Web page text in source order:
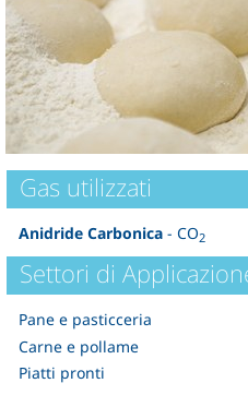
Gas utilizzati
Anidride Carbonica - CO2
Settori di
Pane e pasticceria
Carne e pollame
Piatti pronti